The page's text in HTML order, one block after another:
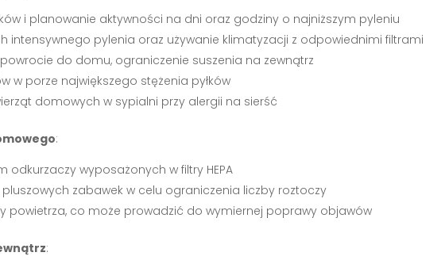
i planowanie aktywności na dni oraz godziny o najniższym pyleniu
intensywnego pylenia oraz używanie klimatyzacji z odpowiednimi filtrami
do domu, ograniczenie suszenia na zewnątrz
w porze największego stężenia pyłków
domowych w sypialni przy alergii na sierść
:
odkurzaczy wyposażonych w filtry HEPA
pluszowych zabawek w celu ograniczenia liczby roztoczy
powietrza, co może prowadzić do wymiernej poprawy objawów
: